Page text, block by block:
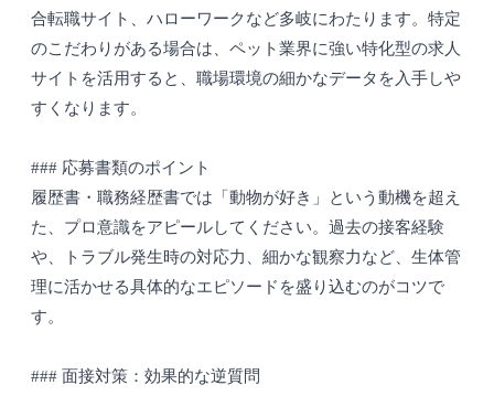
合転職サイト、ハローワークなど多岐にわたります。特定
のこだわりがある場合は、ペット業界に強い特化型の求人
サイトを活用すると、職場環境の細かなデータを入手しや
すくなります。
### 応募書類のポイント
履歴書・職務経歴書では「動物が好き」という動機を超え
た、プロ意識をアピールしてください。過去の接客経験
や、トラブル発生時の対応力、細かな観察力など、生体管
理に活かせる具体的なエピソードを盛り込むのがコツで
す。
### 面接対策：効果的な逆質問